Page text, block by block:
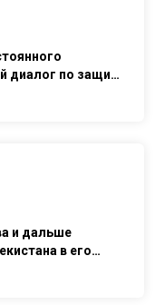
диалог по защите
и дальше
в его